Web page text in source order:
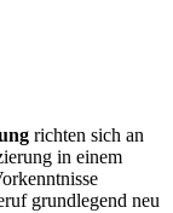
richten sich an
in einem
grundlegend neu